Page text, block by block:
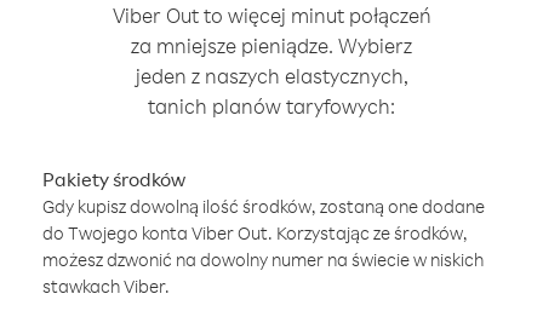
Viber Out to więcej minut połączeń
za mniejsze pieniądze. Wybierz
jeden z naszych elastycznych,
tanich planów taryfowych:
Pakiety środków
Gdy kupisz dowolną ilość środków, zostaną one dodane
do Twojego konta Viber Out. Korzystając ze środków,
możesz dzwonić na dowolny numer na świecie w niskich
stawkach Viber.